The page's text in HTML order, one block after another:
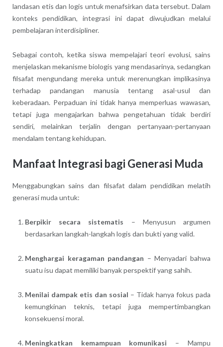
landasan etis dan logis untuk menafsirkan data tersebut. Dalam
konteks pendidikan, integrasi ini dapat diwujudkan melalui
pembelajaran interdisipliner.
Sebagai contoh, ketika siswa mempelajari teori evolusi, sains
menjelaskan mekanisme biologis yang mendasarinya, sedangkan
filsafat mengundang mereka untuk merenungkan implikasinya
terhadap pandangan manusia tentang asal-usul dan
keberadaan. Perpaduan ini tidak hanya memperluas wawasan,
tetapi juga mengajarkan bahwa pengetahuan tidak berdiri
sendiri, melainkan terjalin dengan pertanyaan-pertanyaan
mendalam tentang kehidupan.
Manfaat Integrasi bagi Generasi Muda
Menggabungkan sains dan filsafat dalam pendidikan melatih
generasi muda untuk:
Berpikir secara sistematis – Menyusun argumen
berdasarkan langkah-langkah logis dan bukti yang valid.
Menghargai keragaman pandangan – Menyadari bahwa
suatu isu dapat memiliki banyak perspektif yang sahih.
Menilai dampak etis dan sosial – Tidak hanya fokus pada
kemungkinan teknis, tetapi juga mempertimbangkan
konsekuensi moral.
Meningkatkan kemampuan komunikasi – Mampu